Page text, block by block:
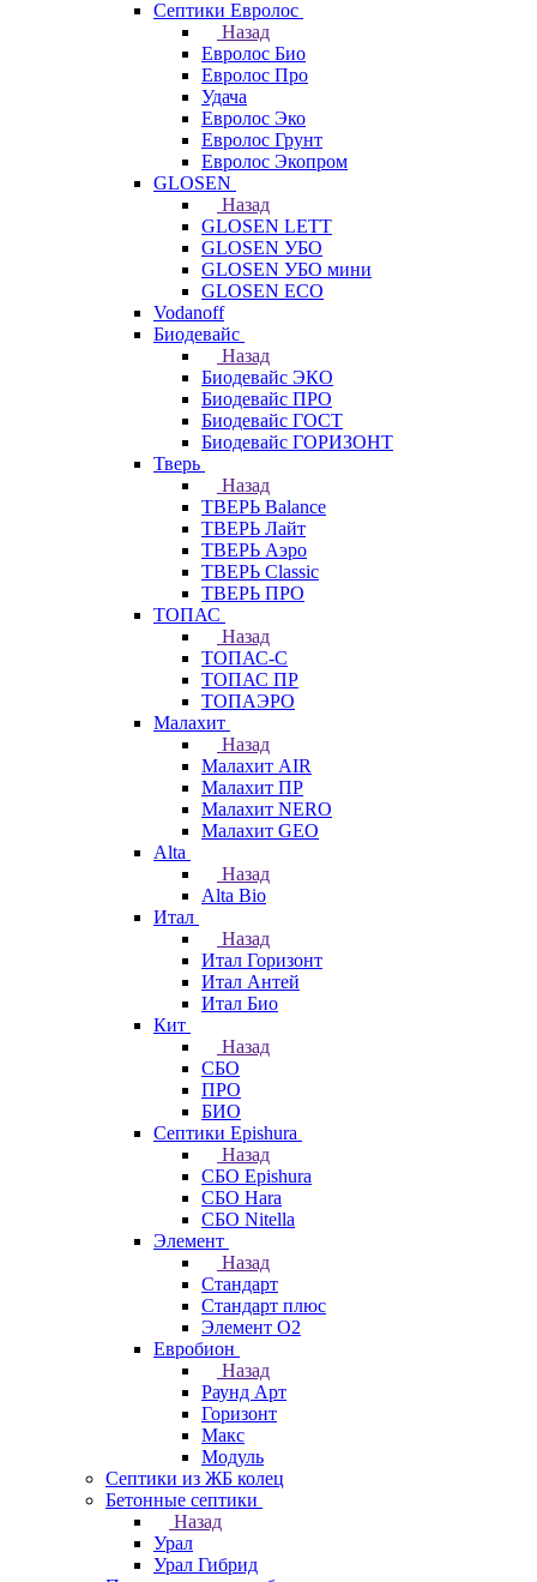
Септики Евролос
Назад
Евролос Био
Евролос Про
Удача
Евролос Эко
Евролос Грунт
Евролос Экопром
GLOSEN
Назад
GLOSEN LETT
GLOSEN УБО
GLOSEN УБО мини
GLOSEN ECO
Vodanoff
Биодевайс
Назад
Биодевайс ЭКО
Биодевайс ПРО
Биодевайс ГОСТ
Биодевайс ГОРИЗОНТ
Тверь
Назад
ТВЕРЬ Balance
ТВЕРЬ Лайт
ТВЕРЬ Аэро
ТВЕРЬ Classic
ТВЕРЬ ПРО
ТОПАС
Назад
ТОПАС-С
ТОПАС ПР
ТОПАЭРО
Малахит
Назад
Малахит AIR
Малахит ПР
Малахит NERO
Малахит GEO
Alta
Назад
Alta Bio
Итал
Назад
Итал Горизонт
Итал Антей
Итал Био
Кит
Назад
СБО
ПРО
БИО
Септики Epishura
Назад
СБО Epishura
СБО Hara
СБО Nitella
Элемент
Назад
Стандарт
Стандарт плюс
Элемент О2
Евробион
Назад
Раунд Арт
Горизонт
Макс
Модуль
Септики из ЖБ колец
Бетонные септики
Назад
Урал
Урал Гибрид